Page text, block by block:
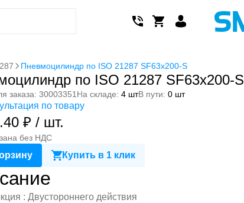
Пневмоцилиндр по ISO 21287 SF63x200-S
по ISO 21287 SF63x200-S
заказа: 30003351 На складе: 4 штВ пути: 0 шт
по товару
₽ / шт.
без НДС
Купить в 1 клик
: Двустороннего действия